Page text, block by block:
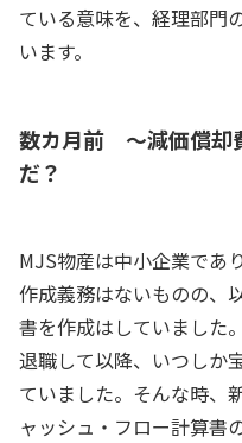
ている意味を、経理部門
います。
数カ月前 ～減価償却
だ？
MJS物産は中小企業であ
作成義務はないものの、
書を作成はしていました
退職して以降、いつしか
ていました。そんな時、
ャッシュ・フロー計算書